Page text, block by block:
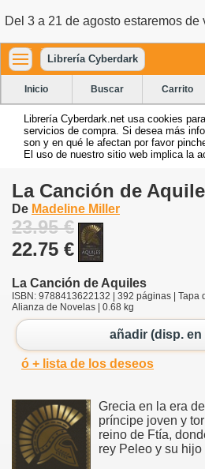
Del 3 a 21 de agosto estaremos de
Librería Cyberdark
Inicio Buscar Carrito
Librería Cyberdark.net usa cookies
servicios de compra. Si desea más
son y en qué le afectan por favor
El uso de nuestro sitio web implica la
La Canción de
De Madeline Miller
23.95 €
22.75 €
La Canción de Aquiles
ISBN: 9788413622132 | 392 páginas | Tapa
Alianza de Novelas | 0.68 kg
añadir (disp. en
ó + lista de los deseos
Grecia en la era
príncipe joven y
reino de Ftía,
rey Peleo y su